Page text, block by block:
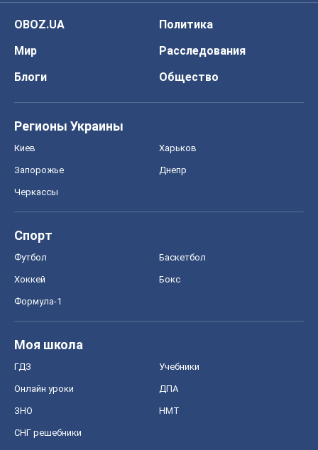
OBOZ.UA
Политика
Мир
Расследования
Блоги
Общество
Регионы Украины
Киев Харьков
Запорожье Днепр
Черкассы
Спорт
Футбол Баскетбол
Хоккей Бокс
Формула-1
Моя школа
ГДЗ Учебники
Онлайн уроки ДПА
ЗНО НМТ
СНГ решебники